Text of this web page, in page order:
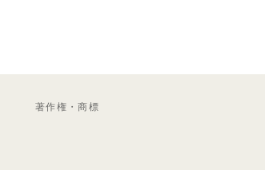
著作権・商標